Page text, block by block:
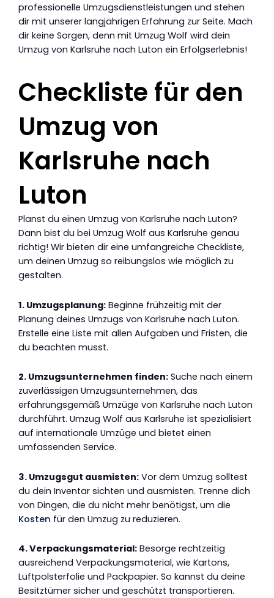
professionelle Umzugsdienstleistungen und stehen
dir mit unserer langjährigen Erfahrung zur Seite. Mach
dir keine Sorgen, denn mit Umzug Wolf wird dein
Umzug von Karlsruhe nach Luton ein Erfolgserlebnis!
Checkliste für den
Umzug von
Karlsruhe nach
Luton
Planst du einen Umzug von Karlsruhe nach Luton?
Dann bist du bei Umzug Wolf aus Karlsruhe genau
richtig! Wir bieten dir eine umfangreiche Checkliste,
um deinen Umzug so reibungslos wie möglich zu
gestalten.
1. Umzugsplanung: Beginne frühzeitig mit der
Planung deines Umzugs von Karlsruhe nach Luton.
Erstelle eine Liste mit allen Aufgaben und Fristen, die
du beachten musst.
2. Umzugsunternehmen finden: Suche nach einem
zuverlässigen Umzugsunternehmen, das
erfahrungsgemäß Umzüge von Karlsruhe nach Luton
durchführt. Umzug Wolf aus Karlsruhe ist spezialisiert
auf internationale Umzüge und bietet einen
umfassenden Service.
3. Umzugsgut ausmisten: Vor dem Umzug solltest
du dein Inventar sichten und ausmisten. Trenne dich
von Dingen, die du nicht mehr benötigst, um die
Kosten für den Umzug zu reduzieren.
4. Verpackungsmaterial: Besorge rechtzeitig
ausreichend Verpackungsmaterial, wie Kartons,
Luftpolsterfolie und Packpapier. So kannst du deine
Besitztümer sicher und geschützt transportieren.